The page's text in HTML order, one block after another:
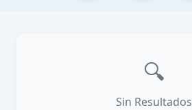
🔍
Sin Resultados